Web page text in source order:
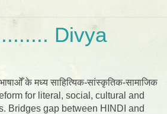
.......... Divya
भाषाओँ के मध्य साहित्यिक-सांस्कृतिक-सामाजिक
for literal, social, cultural and
Bridges gap between HINDI and